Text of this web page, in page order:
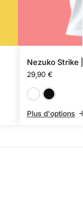
Nezuko Strike
29,90 €
Plus d'options